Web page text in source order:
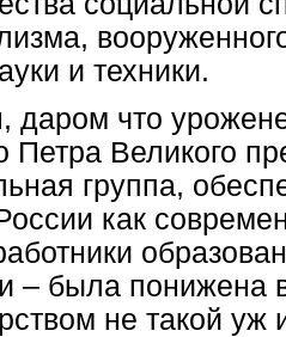
и техники.
что
Петра Великого
группа,
как
была понижена в
не такой уж